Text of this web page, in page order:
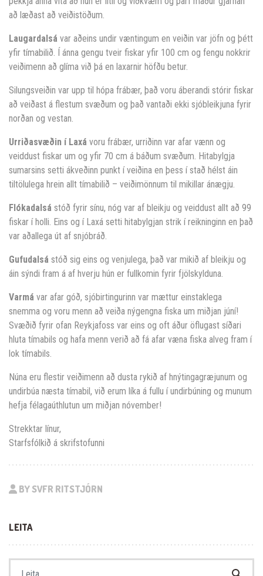
að læðast að veiðistöðum.
Laugardalsá var aðeins undir væntingum en veiðin var jöfn og þétt
yfir tímabilið. Í ánna gengu tveir fiskar yfir 100 cm og fengu nokkrir
veiðimenn að glíma við þá en laxarnir höfðu betur.
Silungsveiðin var upp til hópa frábær, það voru áberandi stórir fiskar
að veiðast á flestum svæðum og það vantaði ekki sjóbleikjuna fyrir
norðan og vestan.
Urriðasvæðin í Laxá voru frábær, urriðinn var afar vænn og
veiddust fiskar um og yfir 70 cm á báðum svæðum. Hitabylgja
sumarsins setti ákveðinn punkt í veiðina en þess í stað hélst áin
tiltölulega hrein allt tímabilið – veiðimönnum til mikillar ánægju.
Flókadalsá stóð fyrir sínu, nóg var af bleikju og veiddust allt að 99
fiskar í holli. Eins og í Laxá setti hitabylgjan strik í reikninginn en það
var aðallega út af snjóbráð.
Gufudalsá stóð sig eins og venjulega, það var mikið af bleikju og
áin sýndi fram á af hverju hún er fullkomin fyrir fjölskylduna.
Varmá var afar góð, sjóbirtingurinn var mættur einstaklega
snemma og voru menn að veiða nýgengna fiska um miðjan júní!
Svæðið fyrir ofan Reykjafoss var eins og oft áður öflugast síðari
hluta tímabils og hafa menn verið að fá afar væna fiska alveg fram í
lok tímabils.
Núna eru flestir veiðimenn að dusta rykið af hnýtingagræjunum og
undirbúa næsta tímabil, við erum líka á fullu í undirbúning og munum
hefja félagaúthlutun um miðjan nóvember!
Strekktar línur,
Starfsfólkið á skrifstofunni
BY SVFR RITSTJÓRN
LEITA